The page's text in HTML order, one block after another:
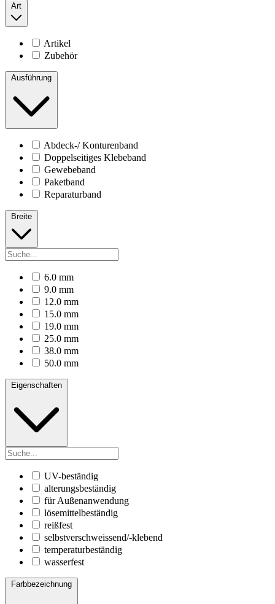
Art
Artikel
Zubehör
Ausführung
Abdeck-/ Konturenband
Doppelseitiges Klebeband
Gewebeband
Paketband
Reparaturband
Breite
6.0 mm
9.0 mm
12.0 mm
15.0 mm
19.0 mm
25.0 mm
38.0 mm
50.0 mm
Eigenschaften
UV-beständig
alterungsbeständig
für Außenanwendung
lösemittelbeständig
reißfest
selbstverschweissend/-klebend
temperaturbeständig
wasserfest
Farbbezeichnung